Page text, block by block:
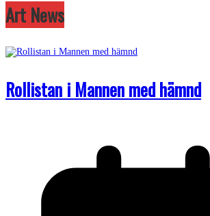
Art News
Rollistan i Mannen med hämnd